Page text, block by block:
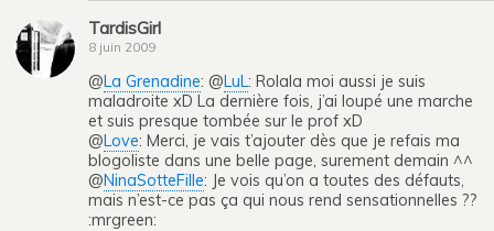
TardisGirl
8 juin 2009
@La Grenadine: @LuL : Rolala moi aussi je suis
maladroite xD La dernière fois, j’ai loupé une marche
et suis presque tombée sur le prof xD
@Love: Merci, je vais t’ajouter dès que je refais ma
blogoliste dans une belle page, surement demain ^^
@NinaSotteFille: Je vois qu’on a toutes des défauts,
mais n’est-ce pas ça qui nous rend sensationnelles ??
:mrgreen: